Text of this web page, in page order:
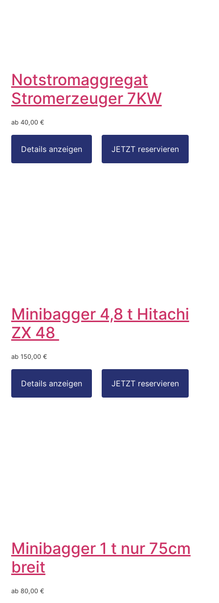
Notstromaggregat
Stromerzeuger 7KW
ab 40,00 €
Minibagger 4,8 t Hitachi
ZX 48
ab 150,00 €
Minibagger 1 t nur 75cm
breit
ab 80,00 €